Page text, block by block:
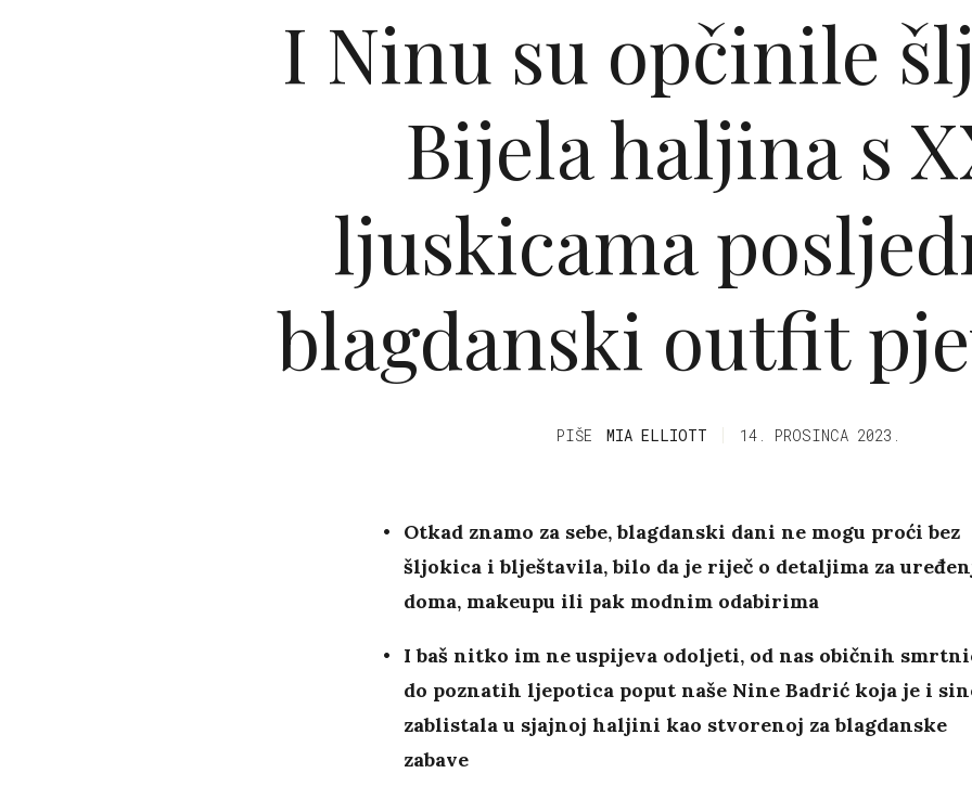
I Ninu su opčinile
Bijela haljina s
ljuskicama
blagdanski outfit
PIŠE MIA ELLIOTT 14. PROSINCA 2023.
Otkad znamo za sebe, blagdanski dani ne mogu proći bez
šljokica i blještavila, bilo da je riječ o detaljima za
doma, makeupu ili pak modnim odabirima
I baš nitko im ne uspijeva odoljeti, od nas običnih
do poznatih ljepotica poput naše Nine Badrić koja je i
zablistala u sjajnoj haljini kao stvorenoj za blagdanske
zabave